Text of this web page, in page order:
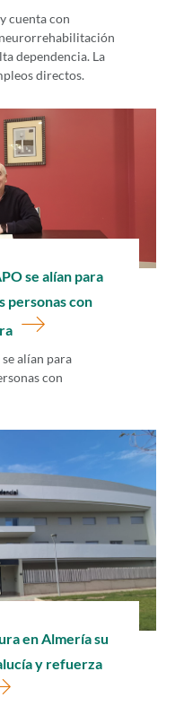
cuenta con
dependencia. La
directos.
se alían para
personas con
alían para
con
en Almería su
y refuerza